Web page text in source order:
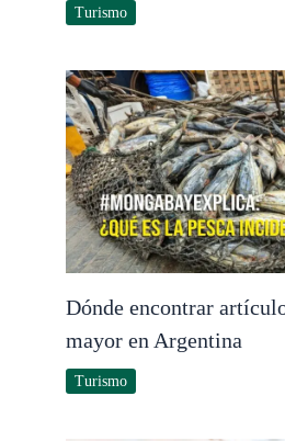
Turismo
Dónde encontrar
mayor en Argentina
Turismo